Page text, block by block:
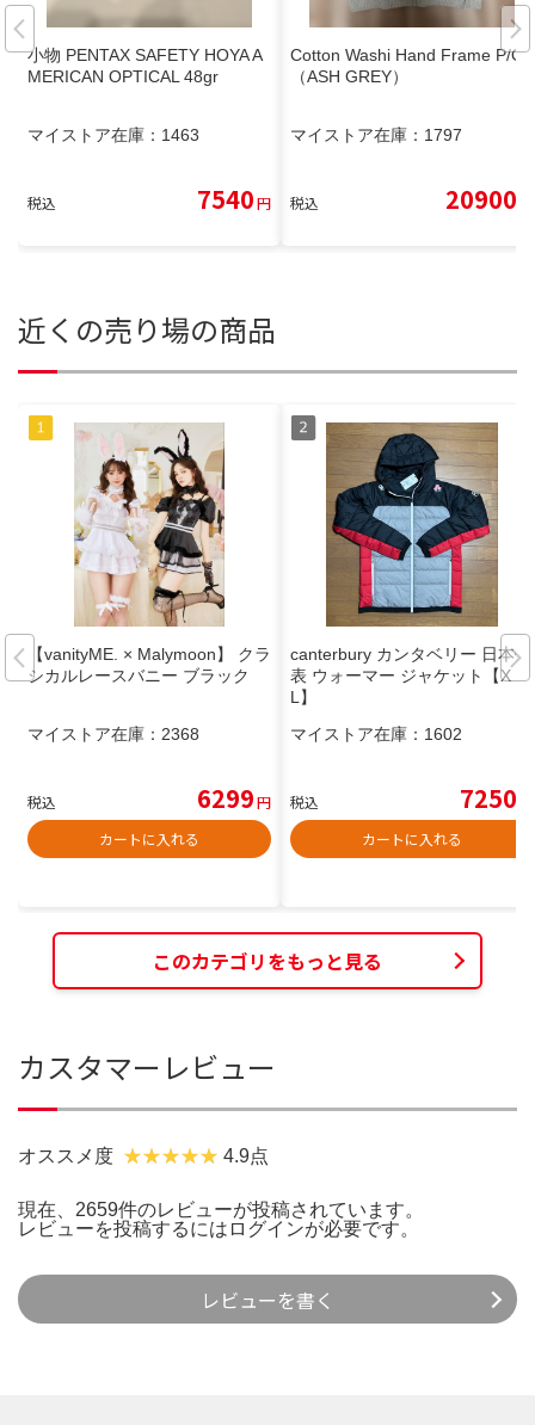
小物 PENTAX SAFETY HOYA A
MERICAN OPTICAL 48gr
マイストア在庫： 1463
税込 7540円
Cotton Washi Hand Frame P/O
（ASH GREY）
マイストア在庫： 1797
税込 20900
近くの売り場の商品
【vanityME. × Malymoon】 クラ
シカルレースバニー ブラック
マイストア在庫： 2368
税込 6299円
カートに入れる
canterbury カンタベリー 日本代
表 ウォーマー ジャケット【X
L】
マイストア在庫： 1602
税込 7250
カートに入れる
このカテゴリをもっと見る
カスタマーレビュー
オススメ度 4.9点
現在、2659件のレビューが投稿されています。
レビューを投稿するには ログインが必要です。
レビューを書く